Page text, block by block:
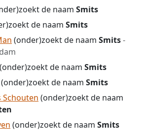
de naam Smits
de naam Smits
(onder)zoekt de naam Smits-
(onder)zoekt de naam Smits
(onder)zoekt de naam Smits
Schouten (onder)zoekt de naam
(onder)zoekt de naam Smits